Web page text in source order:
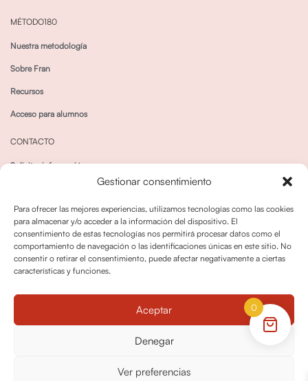
Gestionar consentimiento
Para ofrecer las mejores experiencias, utilizamos tecnologías como las cookies
para almacenar y/o acceder a la información del dispositivo. El
consentimiento de estas tecnologías nos permitirá procesar datos como el
comportamiento de navegación o las identificaciones únicas en este sitio. No
consentir o retirar el consentimiento, puede afectar negativamente a ciertas
características y funciones.
Aceptar
Denegar
Ver preferencias
MÉTODO180
Nuestra metodología
Sobre Fran
Recursos
Acceso para alumnos
CONTACTO
Solicitar información
Política de cookies
Política dedevoluciones y cancelaciones
0